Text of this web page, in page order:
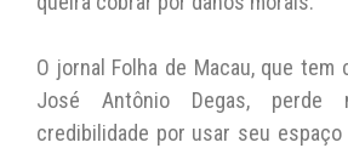
O jornal Folha de Macau, que
José Antônio Degas, perde
credibilidade por usar seu espaço